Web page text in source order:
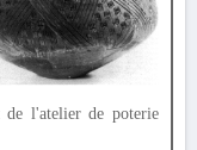
l'atelier de poterie